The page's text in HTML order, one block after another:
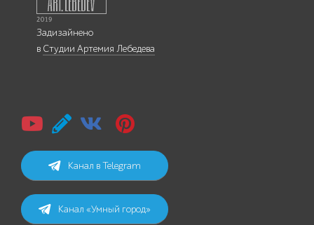
Задизайнено
в Студии Артемия Лебедева
Канал в Telegram
Канал «Умный город»